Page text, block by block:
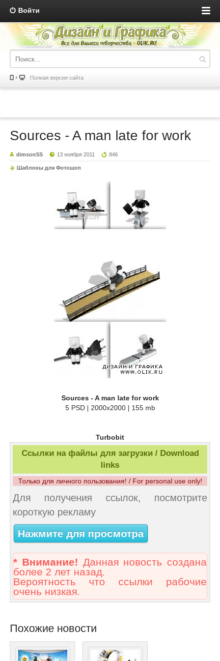
Войти
Полная версия сайта
Sources - A man late for work
dimsonSS 13 ноября 2011 846
Шаблоны для Фотошоп
Sources - A man late for work
5 PSD | 2000x2000 | 155 mb
Turbobit
Ссылки на файлы для загрузки / Download
links
Только для личного пользования! / For personal use only!
Для получения ссылок, посмотрите
короткую рекламу
Нажмите для просмотра
* Внимание! Данная новость создана
более 2 лет назад.
Вероятность что ссылки рабочие
очень низкая.
Похожие новости